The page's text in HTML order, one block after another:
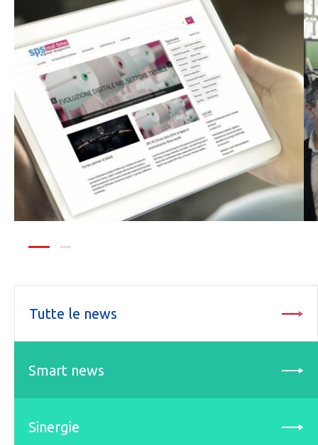
Tutte le news
Smart news
Sinergie